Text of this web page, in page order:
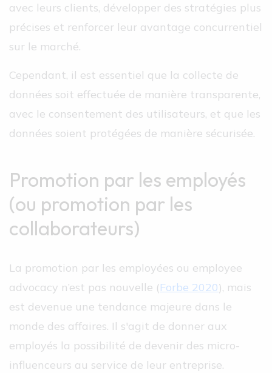
avec leurs clients, développer des stratégies plus
précises et renforcer leur avantage concurrentiel
sur le marché.
Cependant, il est essentiel que la collecte de
données soit effectuée de manière transparente,
avec le consentement des utilisateurs, et que les
données soient protégées de manière sécurisée.
Promotion par les employés
(ou promotion par les
collaborateurs)
La promotion par les employées ou employee
advocacy n’est pas nouvelle (Forbe 2020), mais
est devenue une tendance majeure dans le
monde des affaires. Il s'agit de donner aux
employés la possibilité de devenir des micro-
influenceurs au service de leur entreprise.